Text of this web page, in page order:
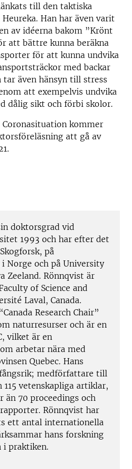
till den taktiska
Han har även varit
av idéerna bakom ”Krönt
att bättre kunna beräkna
för att kunna undvika
med backar
även hänsyn till stress
att exempelvis undvika
dålig sikt och förbi skolor.
Coronasituation kommer
att gå av
doktorsgrad vid
1993 och har efter det
på
Norge och på University
Zeeland. Rönnqvist är
of Science and
Laval, Canada.
Research Chair”
naturresurser och är en
vilket är en
arbetar nära med
Quebec. Hans
medförfattare till
115 vetenskapliga artiklar,
än 70 proceedings och
Rönnqvist har
ett antal internationella
hans forskning
i praktiken.